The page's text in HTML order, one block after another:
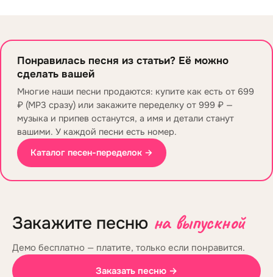
Понравилась песня из статьи? Её можно
сделать вашей
Многие наши песни продаются: купите как есть от 699
₽ (MP3 сразу) или закажите переделку от 999 ₽ —
музыка и припев останутся, а имя и детали станут
вашими. У каждой песни есть номер.
Каталог песен-переделок →
Закажите песню на выпускной
Демо бесплатно — платите, только если понравится.
Заказать песню →